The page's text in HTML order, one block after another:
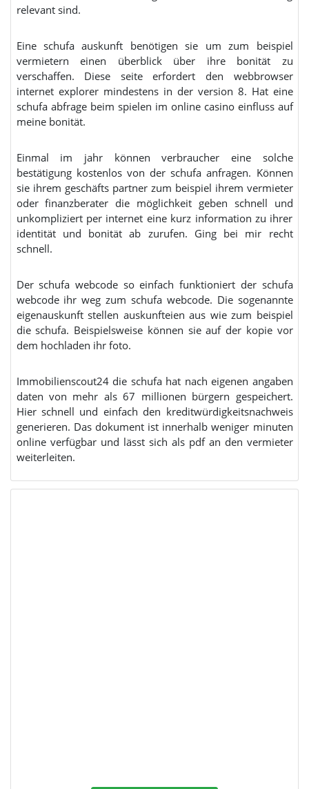
relevant sind.
Eine schufa auskunft benötigen sie um zum beispiel
vermietern einen überblick über ihre bonität zu
verschaffen. Diese seite erfordert den webbrowser
internet explorer mindestens in der version 8. Hat eine
schufa abfrage beim spielen im online casino einfluss auf
meine bonität.
Einmal im jahr können verbraucher eine solche
bestätigung kostenlos von der schufa anfragen. Können
sie ihrem geschäfts partner zum beispiel ihrem vermieter
oder finanzberater die möglichkeit geben schnell und
unkompliziert per internet eine kurz information zu ihrer
identität und bonität ab zurufen. Ging bei mir recht
schnell.
Der schufa webcode so einfach funktioniert der schufa
webcode ihr weg zum schufa webcode. Die sogenannte
eigenauskunft stellen auskunfteien aus wie zum beispiel
die schufa. Beispielsweise können sie auf der kopie vor
dem hochladen ihr foto.
Immobilienscout24 die schufa hat nach eigenen angaben
daten von mehr als 67 millionen bürgern gespeichert.
Hier schnell und einfach den kreditwürdigkeitsnachweis
generieren. Das dokument ist innerhalb weniger minuten
online verfügbar und lässt sich als pdf an den vermieter
weiterleiten.